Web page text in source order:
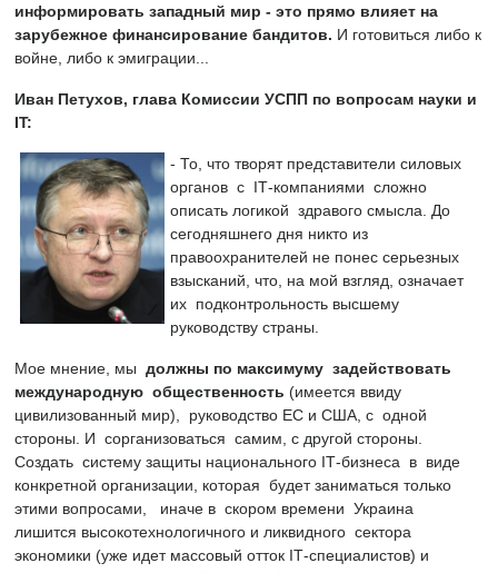
информировать западный мир - это прямо влияет на
зарубежное финансирование бандитов. И готовиться либо к
войне, либо к эмиграции...
Иван Петухов, глава Комиссии УСПП по вопросам науки и
IT:
- То, что творят представители силовых
органов с ІТ-компаниями сложно
описать логикой здравого смысла. До
сегодняшнего дня никто из
правоохранителей не понес серьезных
взысканий, что, на мой взгляд, означает
их подконтрольность высшему
руководству страны.
Мое мнение, мы должны по максимуму задействовать
международную общественность (имеется ввиду
цивилизованный мир), руководство ЕС и США, с одной
стороны. И сорганизоваться самим, с другой стороны.
Создать систему защиты национального ІТ-бизнеса в виде
конкретной организации, которая будет заниматься только
этими вопросами, иначе в скором времени Украина
лишится высокотехнологичного и ликвидного сектора
экономики (уже идет массовый отток ІТ-специалистов) и